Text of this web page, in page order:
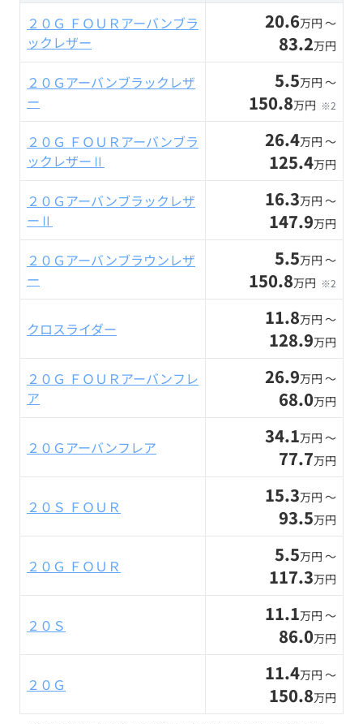
２０Ｇ ＦＯＵＲアーバンブラ
ックレザー
20.6万円 〜
83.2万円
２０Ｇアーバンブラックレザ
ー
5.5万円 〜
150.8万円 ※2
２０Ｇ ＦＯＵＲアーバンブラ
ックレザーⅡ
26.4万円 〜
125.4万円
２０Ｇアーバンブラックレザ
ーⅡ
16.3万円 〜
147.9万円
２０Ｇアーバンブラウンレザ
ー
5.5万円 〜
150.8万円 ※2
クロスライダー 11.8万円 〜
128.9万円
２０Ｇ ＦＯＵＲアーバンフレ
ア
26.9万円 〜
68.0万円
２０Ｇアーバンフレア 34.1万円 〜
77.7万円
２０Ｓ ＦＯＵＲ 15.3万円 〜
93.5万円
２０Ｇ ＦＯＵＲ 5.5万円 〜
117.3万円
２０Ｓ 11.1万円 〜
86.0万円
２０Ｇ 11.4万円 〜
150.8万円